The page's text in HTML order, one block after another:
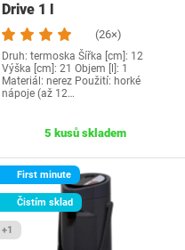
Drive 1 l
(26×)
Druh: termoska Šířka [cm]: 12
Výška [cm]: 21 Objem [l]: 1
Materiál: nerez Použití: horké
nápoje (až 12…
5 kusů skladem
First minute
Čistím sklad
+1